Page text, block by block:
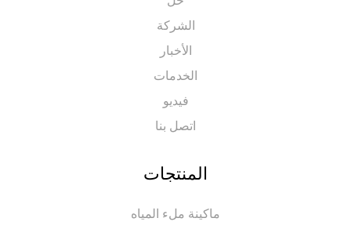
الشركة
الخدمات
اتصل بنا
المنتجات
ماكينة ملء المياه